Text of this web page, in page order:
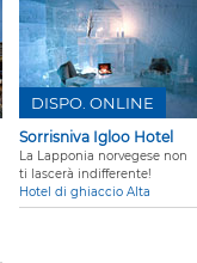
Sorrisniva Igloo Hotel
La Lapponia norvegese non
ti lascerà indifferente!
Hotel di ghiaccio Alta
DISPO. ONLINE